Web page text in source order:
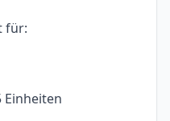
für:
Einheiten